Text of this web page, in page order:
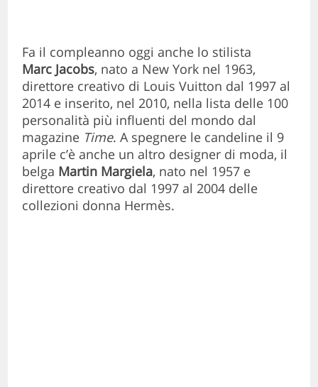
Fa il compleanno oggi anche lo stilista
Marc Jacobs, nato a New York nel 1963,
direttore creativo di Louis Vuitton dal 1997 al
2014 e inserito, nel 2010, nella lista delle 100
personalità più influenti del mondo dal
magazine Time. A spegnere le candeline il 9
aprile c’è anche un altro designer di moda, il
belga Martin Margiela, nato nel 1957 e
direttore creativo dal 1997 al 2004 delle
collezioni donna Hermès.